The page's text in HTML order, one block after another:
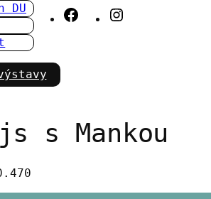
DU
Facebook
s Mankou